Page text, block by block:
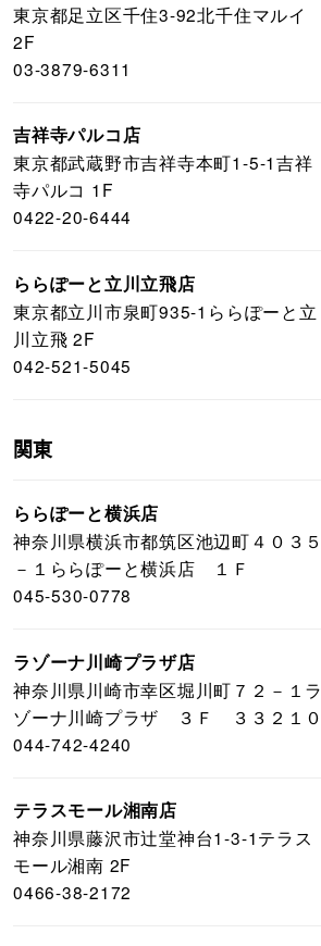
東京都足立区千住3-92北千住マルイ
2F
03-3879-6311
吉祥寺パルコ店
東京都武蔵野市吉祥寺本町1-5-1吉祥
寺パルコ 1F
0422-20-6444
ららぽーと立川立飛店
東京都立川市泉町935-1ららぽーと立
川立飛 2F
042-521-5045
関東
ららぽーと横浜店
神奈川県横浜市都筑区池辺町４０３５
－１ららぽーと横浜店 １Ｆ
045-530-0778
ラゾーナ川崎プラザ店
神奈川県川崎市幸区堀川町７２－１ラ
ゾーナ川崎プラザ ３Ｆ ３３２１０
044-742-4240
テラスモール湘南店
神奈川県藤沢市辻堂神台1-3-1テラス
モール湘南 2F
0466-38-2172